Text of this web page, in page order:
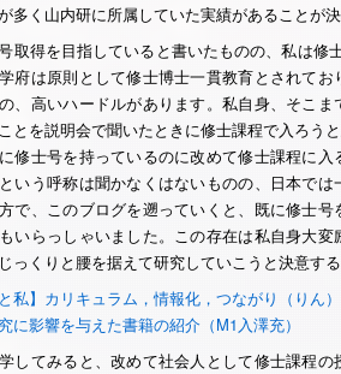
多く山内研に所属していた実績があることが決
取得を目指していると書いたものの、私は修
府は原則として修士博士一貫教育とされて
、高いハードルがあります。私自身、そこ
とを説明会で聞いたときに修士課程で入ろうと
修士号を持っているのに改めて修士課程に
いう呼称は聞かなくはないものの、日本で
で、このブログを遡っていくと、既に修士
いらっしゃいました。この存在は私自身大
っくりと腰を据えて研究していこうと決意す
私】カリキュラム，情報化，つながり（りん）
に影響を与えた書籍の紹介（M1入澤充）
してみると、改めて社会人として修士課程